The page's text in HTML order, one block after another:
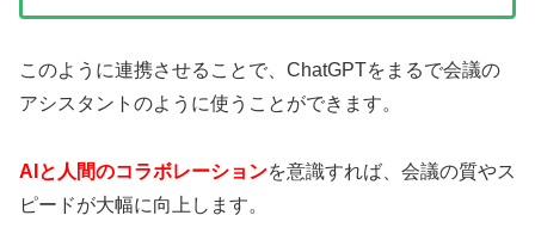
このように連携させることで、ChatGPTをまるで会議の
アシスタントのように使うことができます。
AIと人間のコラボレーションを意識すれば、会議の質やス
ピードが大幅に向上します。